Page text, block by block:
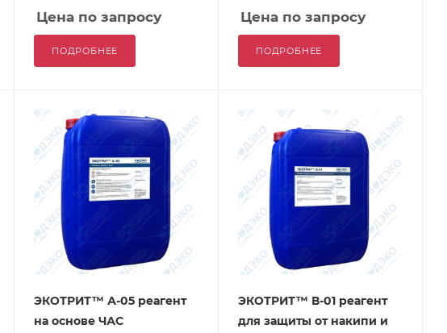
Цена по запросу
ПОДРОБНЕЕ
Цена по запросу
ПОДРОБНЕЕ
ЭКОТРИТ™ А-05 реагент
на основе ЧАС
ЭКОТРИТ™ В-01 реагент
для защиты от накипи и